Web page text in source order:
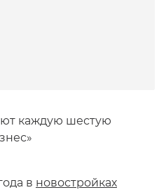
каждую шестую
в новостройках